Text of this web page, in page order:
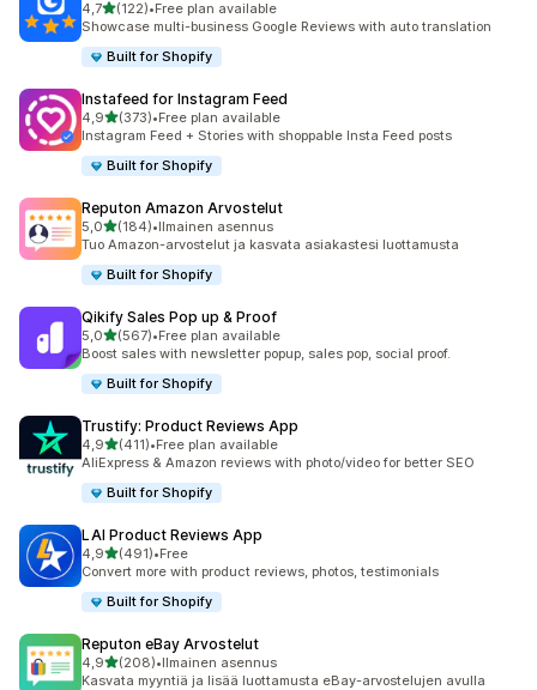
4,7/ 5 tähteä
(122)
122 arvostelua yhteensä
•Free plan available
Showcase multi-business Google Reviews with auto translation
Built for Shopify
Instafeed for Instagram Feed
4,9/ 5 tähteä
(373)
373 arvostelua yhteensä
•Free plan available
Instagram Feed + Stories with shoppable Insta Feed posts
Built for Shopify
Reputon Amazon Arvostelut
5,0/ 5 tähteä
(184)
184 arvostelua yhteensä
•Ilmainen asennus
Tuo Amazon-arvostelut ja kasvata asiakastesi luottamusta
Built for Shopify
Qikify Sales Pop up & Proof
5,0/ 5 tähteä
(567)
567 arvostelua yhteensä
•Free plan available
Boost sales with newsletter popup, sales pop, social proof.
Built for Shopify
Trustify: Product Reviews App
4,9/ 5 tähteä
(411)
411 arvostelua yhteensä
•Free plan available
AliExpress & Amazon reviews with photo/video for better SEO
Built for Shopify
LAI Product Reviews App
4,9/ 5 tähteä
(491)
491 arvostelua yhteensä
•Free
Convert more with product reviews, photos, testimonials
Built for Shopify
Reputon eBay Arvostelut
4,9/ 5 tähteä
(208)
208 arvostelua yhteensä
•Ilmainen asennus
Kasvata myyntiä ja lisää luottamusta eBay-arvostelujen avulla